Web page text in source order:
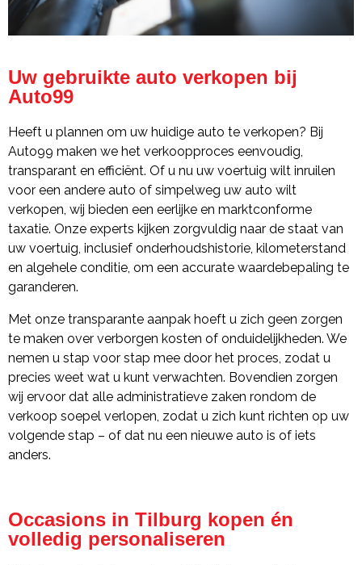
Uw gebruikte auto verkopen bij
Auto99
Heeft u plannen om uw huidige auto te verkopen? Bij
Auto99 maken we het verkoopproces eenvoudig,
transparant en efficiënt. Of u nu uw voertuig wilt inruilen
voor een andere auto of simpelweg uw auto wilt
verkopen, wij bieden een eerlijke en marktconforme
taxatie. Onze experts kijken zorgvuldig naar de staat van
uw voertuig, inclusief onderhoudshistorie, kilometerstand
en algehele conditie, om een accurate waardebepaling te
garanderen.
Met onze transparante aanpak hoeft u zich geen zorgen
te maken over verborgen kosten of onduidelijkheden. We
nemen u stap voor stap mee door het proces, zodat u
precies weet wat u kunt verwachten. Bovendien zorgen
wij ervoor dat alle administratieve zaken rondom de
verkoop soepel verlopen, zodat u zich kunt richten op uw
volgende stap – of dat nu een nieuwe auto is of iets
anders.
Occasions in Tilburg kopen én
volledig personaliseren